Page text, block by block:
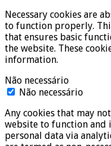
Necessary cookies are
to function properly.
that ensures basic
the website. These
information.
Não necessário
Não necessário
Any cookies that may
website to function and
personal data via